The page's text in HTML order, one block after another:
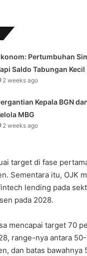
Pertumbuhan
Saldo Tabungan
2 weeks ago
Kepala BGN
MBG
2 weeks ago
target di fase
Sementara itu, OJK
lending pada
pada 2028.
mencapai target 70
range-nya antara
dan batas bawahnya